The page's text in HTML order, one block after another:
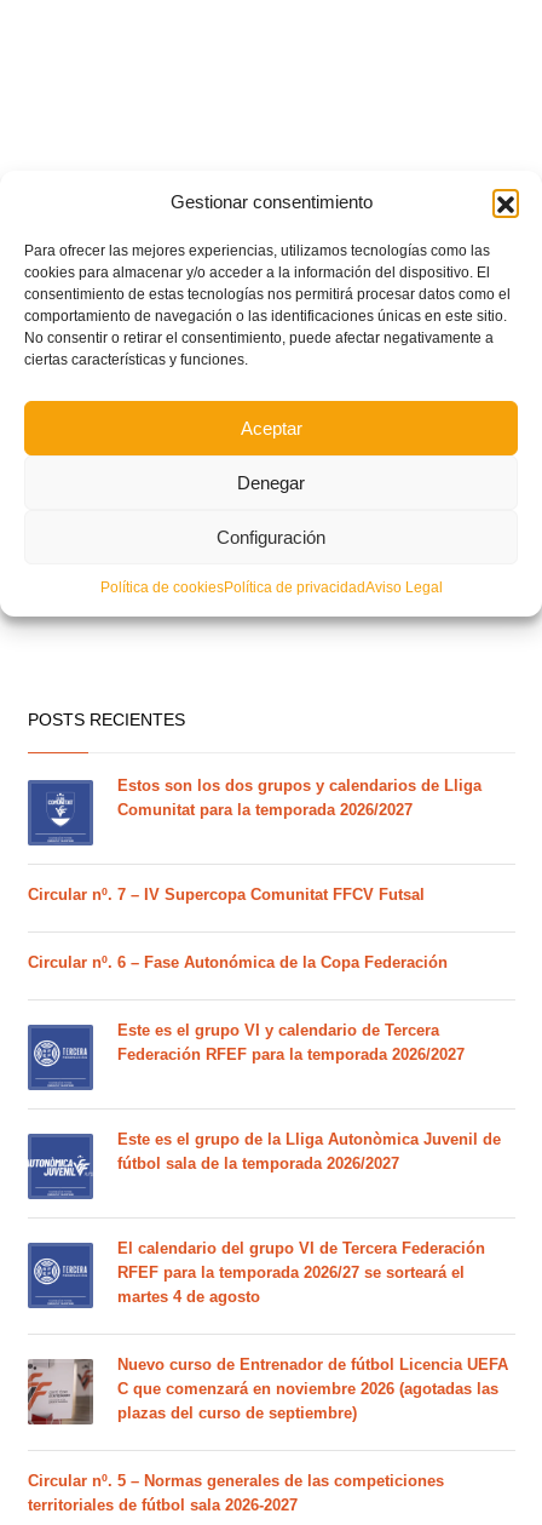
Gestionar consentimiento
Para ofrecer las mejores experiencias, utilizamos tecnologías como las
cookies para almacenar y/o acceder a la información del dispositivo. El
consentimiento de estas tecnologías nos permitirá procesar datos como el
comportamiento de navegación o las identificaciones únicas en este sitio.
No consentir o retirar el consentimiento, puede afectar negativamente a
ciertas características y funciones.
Aceptar
Denegar
Configuración
Política de cookiesPolítica de privacidadAviso Legal
POSTS RECIENTES
Estos son los dos grupos y calendarios de Lliga
Comunitat para la temporada 2026/2027
Circular nº. 7 – IV Supercopa Comunitat FFCV Futsal
Circular nº. 6 – Fase Autonómica de la Copa Federación
Este es el grupo VI y calendario de Tercera
Federación RFEF para la temporada 2026/2027
Este es el grupo de la Lliga Autonòmica Juvenil de
fútbol sala de la temporada 2026/2027
El calendario del grupo VI de Tercera Federación
RFEF para la temporada 2026/27 se sorteará el
martes 4 de agosto
Nuevo curso de Entrenador de fútbol Licencia UEFA
C que comenzará en noviembre 2026 (agotadas las
plazas del curso de septiembre)
Circular nº. 5 – Normas generales de las competiciones
territoriales de fútbol sala 2026-2027